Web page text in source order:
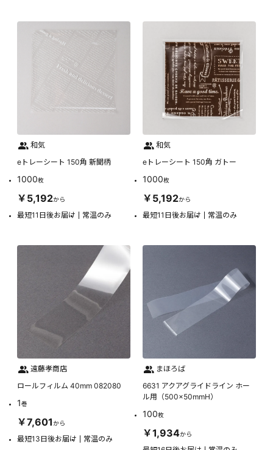
和気
eトレーシート 150角 新聞柄
1000枚
￥5,192から
最短11日後お届け 常温のみ
和気
eトレーシート 150角 ガトー
1000枚
￥5,192から
最短11日後お届け 常温のみ
遠藤孝商店
ロールフィルム 40mm 082080
1巻
￥7,601から
最短13日後お届け 常温のみ
まほろば
6631 アクアグライドライン ホー
ル用（500×50mmH）
100枚
￥1,934から